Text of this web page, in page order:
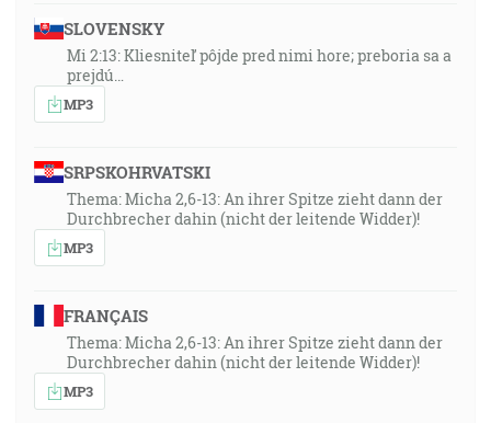
SLOVENSKY
Mi 2:13: Kliesniteľ pôjde pred nimi hore; preboria sa a
prejdú…
MP3
SRPSKOHRVATSKI
Thema: Micha 2,6-13: An ihrer Spitze zieht dann der
Durchbrecher dahin (nicht der leitende Widder)!
MP3
FRANÇAIS
Thema: Micha 2,6-13: An ihrer Spitze zieht dann der
Durchbrecher dahin (nicht der leitende Widder)!
MP3